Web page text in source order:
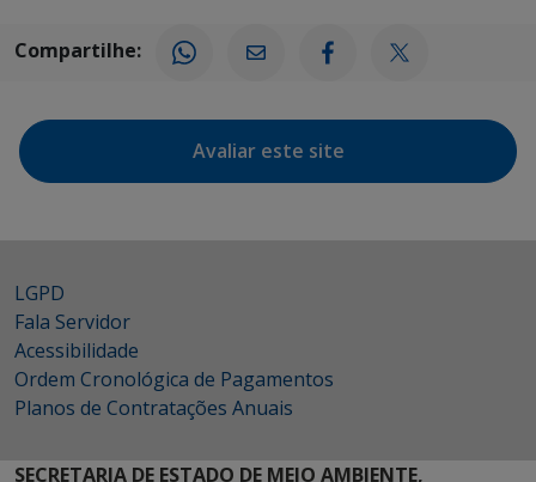
Compartilhe:
Avaliar este site
LGPD
Fala Servidor
Acessibilidade
Ordem Cronológica de Pagamentos
Planos de Contratações Anuais
SECRETARIA DE ESTADO DE MEIO AMBIENTE,